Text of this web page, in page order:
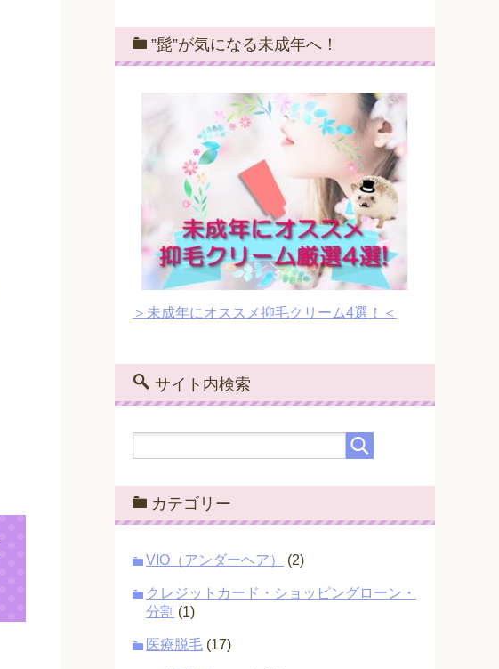
”髭”が気になる未成年へ！
＞未成年にオススメ抑毛クリーム4選！＜
サイト内検索
カテゴリー
VIO（アンダーヘア） (2)
クレジットカード・ショッピングローン・
分割 (1)
医療脱毛 (17)